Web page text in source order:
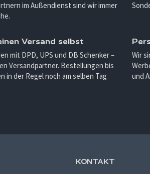
im Außendienst sind wir immer
Versand selbst
mit DPD, UPS und DB Schenker –
Versandpartner. Bestellungen bis
in der Regel noch am selben Tag
Wir
und
KONTAKT